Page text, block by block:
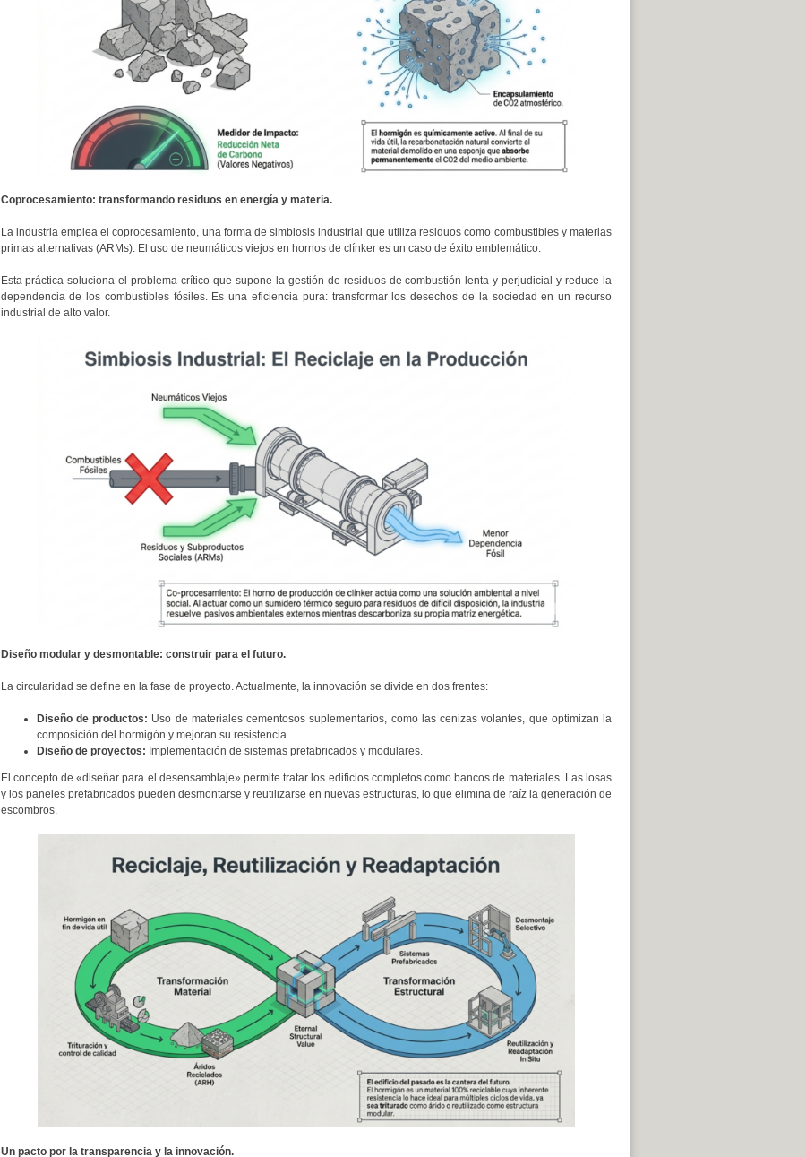
Coprocesamiento: transformando residuos en energía y materia.
La industria emplea el coprocesamiento, una forma de simbiosis industrial que utiliza residuos como combustibles y materias
primas alternativas (ARMs). El uso de neumáticos viejos en hornos de clínker es un caso de éxito emblemático.
Esta práctica soluciona el problema crítico que supone la gestión de residuos de combustión lenta y perjudicial y reduce la
dependencia de los combustibles fósiles. Es una eficiencia pura: transformar los desechos de la sociedad en un recurso
industrial de alto valor.
Diseño modular y desmontable: construir para el futuro.
La circularidad se define en la fase de proyecto. Actualmente, la innovación se divide en dos frentes:
Diseño de productos: Uso de materiales cementosos suplementarios, como las cenizas volantes, que optimizan la
composición del hormigón y mejoran su resistencia.
Diseño de proyectos: Implementación de sistemas prefabricados y modulares.
El concepto de «diseñar para el desensamblaje» permite tratar los edificios completos como bancos de materiales. Las losas
y los paneles prefabricados pueden desmontarse y reutilizarse en nuevas estructuras, lo que elimina de raíz la generación de
escombros.
Un pacto por la transparencia y la innovación.